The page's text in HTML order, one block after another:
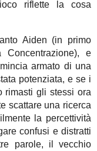
riflette la cosa
Aiden (in primo
Concentrazione), e
armato di una
potenziata, e se i
rimasti gli stessi ora
scattare una ricerca
la percettività
confusi e distratti
parole, il vecchio